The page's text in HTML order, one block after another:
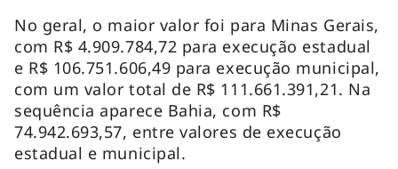
No geral, o maior valor foi para Minas Gerais,
com R$ 4.909.784,72 para execução estadual
e R$ 106.751.606,49 para execução municipal,
com um valor total de R$ 111.661.391,21. Na
sequência aparece Bahia, com R$
74.942.693,57, entre valores de execução
estadual e municipal.